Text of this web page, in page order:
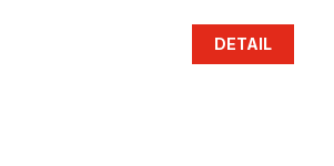
DETAIL